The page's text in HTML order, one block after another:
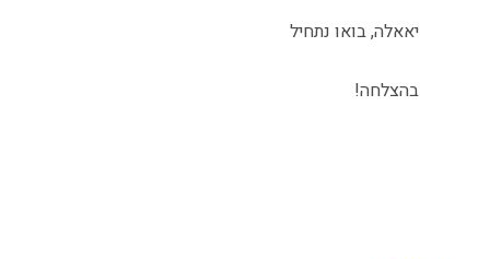
יאאלה, בואו נתחיל
בהצלחה!